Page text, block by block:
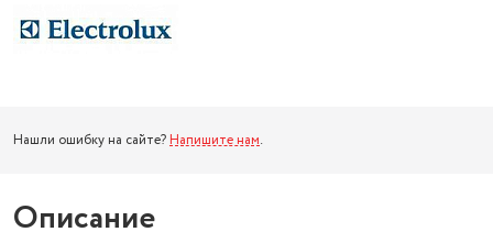
Нашли ошибку на сайте? Напишите нам.
Описание